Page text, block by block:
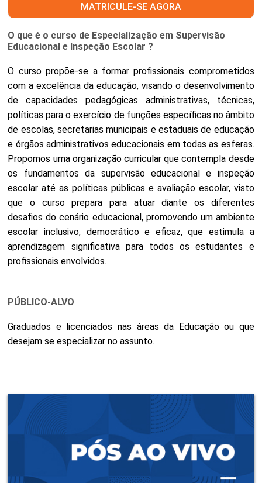
MATRICULE-SE AGORA
O que é o curso de Especialização em Supervisão
Educacional e Inspeção Escolar ?
O curso propõe-se a formar profissionais comprometidos
com a excelência da educação, visando o desenvolvimento
de capacidades pedagógicas administrativas, técnicas,
políticas para o exercício de funções específicas no âmbito
de escolas, secretarias municipais e estaduais de educação
e órgãos administrativos educacionais em todas as esferas.
Propomos uma organização curricular que contempla desde
os fundamentos da supervisão educacional e inspeção
escolar até as políticas públicas e avaliação escolar, visto
que o curso prepara para atuar diante os diferentes
desafios do cenário educacional, promovendo um ambiente
escolar inclusivo, democrático e eficaz, que estimula a
aprendizagem significativa para todos os estudantes e
profissionais envolvidos.
PÚBLICO-ALVO
Graduados e licenciados nas áreas da Educação ou que
desejam se especializar no assunto.